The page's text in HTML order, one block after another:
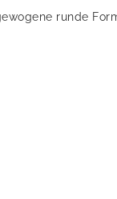
runde